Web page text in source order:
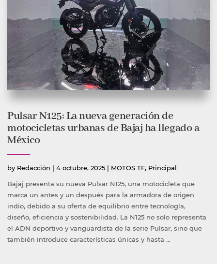
Pulsar N125: La nueva generación de
motocicletas urbanas de Bajaj ha llegado a
México
by Publicado
Redacción | 4 octubre, 2025 | Publicada
MOTOS TF, Principal
Bajaj presenta su nueva Pulsar N125, una motocicleta que
marca un antes y un después para la armadora de origen
indio, debido a su oferta de equilibrio entre tecnología,
diseño, eficiencia y sostenibilidad. La N125 no solo representa
el ADN deportivo y vanguardista de la serie Pulsar, sino que
también introduce características únicas y hasta …